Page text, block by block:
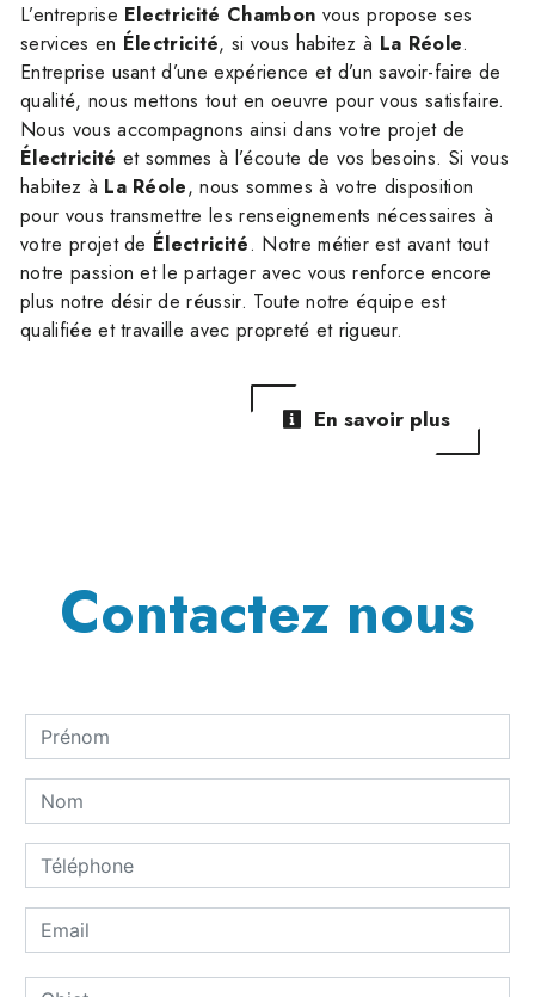
L’entreprise Electricité Chambon vous propose ses
services en Électricité, si vous habitez à La Réole.
Entreprise usant d’une expérience et d’un savoir-faire de
qualité, nous mettons tout en oeuvre pour vous satisfaire.
Nous vous accompagnons ainsi dans votre projet de
Électricité et sommes à l’écoute de vos besoins. Si vous
habitez à La Réole, nous sommes à votre disposition
pour vous transmettre les renseignements nécessaires à
votre projet de Électricité. Notre métier est avant tout
notre passion et le partager avec vous renforce encore
plus notre désir de réussir. Toute notre équipe est
qualifiée et travaille avec propreté et rigueur.
En savoir plus
Contactez nous